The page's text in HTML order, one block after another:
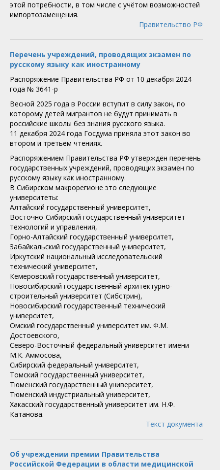
этой потребности, в том числе с учётом возможностей
импортозамещения.
Правительство РФ
Перечень учреждений, проводящих экзамен по
русскому языку как иностранному
Распоряжение Правительства РФ от 10 декабря 2024
года № 3641-р
Весной 2025 года в России вступит в силу закон, по
которому детей мигрантов не будут принимать в
российские школы без знания русского языка.
11 декабря 2024 года Госдума приняла этот закон во
втором и третьем чтениях.
Распоряжением Правительства РФ утверждён перечень
государственных учреждений, проводящих экзамен по
русскому языку как иностранному.
​В Сибирском макрорегионе это следующие
университеты:
Алтайский государственный университет,
Восточно-Сибирский государственный университет
технологий и управления,
Горно-Алтайский государственный университет,
Забайкальский государственный университет,
Иркутский национальный исследовательский
технический университет,
Кемеровский государственный университет,
Новосибирский государственный архитектурно-
строительный университет (Сибстрин),
Новосибирский государственный технический
университет,
Омский государственный университет им. Ф.М.
Достоевского,
Северо-Восточный федеральный университет имени
М.К. Аммосова,
Сибирский федеральный университет,
Томский государственный университет,
Тюменский государственный университет,
Тюменский индустриальный университет,
Хакасский государственный университет им. Н.Ф.
Катанова.
Текст документа
Об учреждении премии Правительства
Российской Федерации в области медицинской